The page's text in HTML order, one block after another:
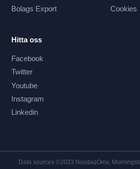
Bolags Export
Cookies
Hitta oss
Facebook
Twitter
Youtube
Instagram
Linkedin
Data sources ©2023 NasdaqOmx,